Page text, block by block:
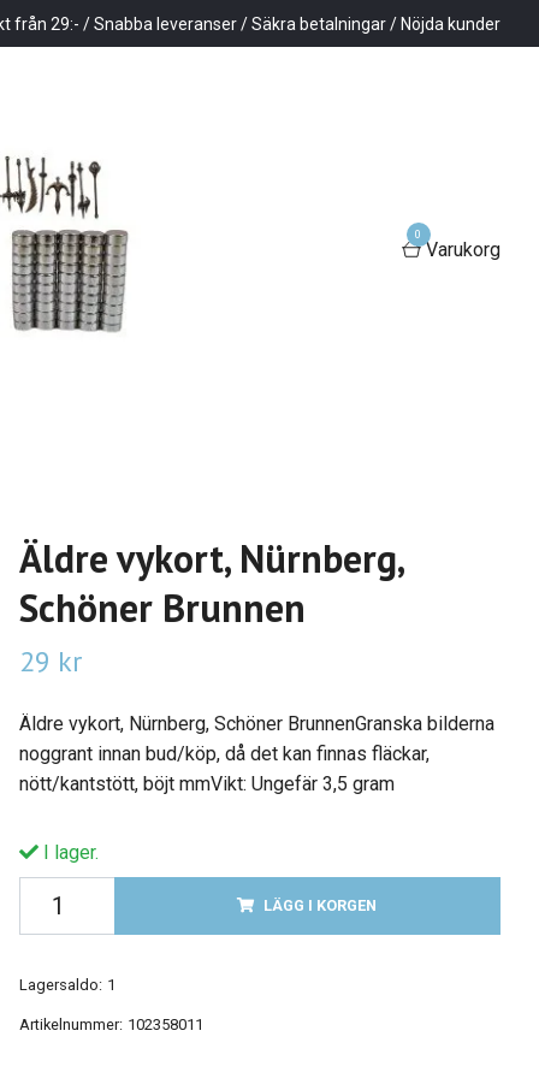
från 29:- / Snabba leveranser / Säkra betalningar / Nöjda kunder
0
Varukorg
Äldre vykort, Nürnberg,
Schöner Brunnen
29 kr
Äldre vykort, Nürnberg, Schöner BrunnenGranska bilderna
noggrant innan bud/köp, då det kan finnas fläckar,
nött/kantstött, böjt mmVikt: Ungefär 3,5 gram
I lager.
LÄGG I KORGEN
Lagersaldo: 1
Artikelnummer: 102358011